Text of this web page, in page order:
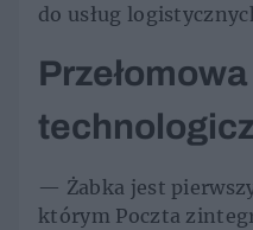
do usług
— Żabka jest
którym Poczta